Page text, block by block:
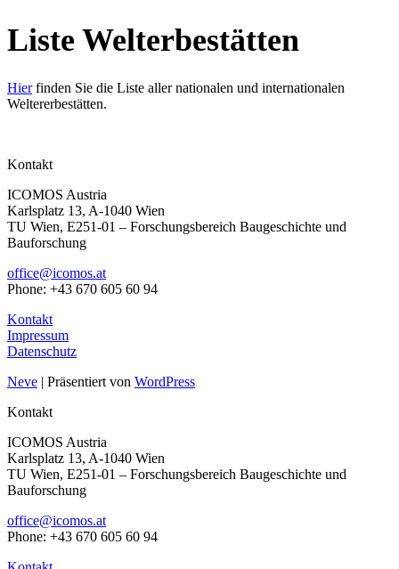
Liste Welterbestätten
Hierfinden Sie die Liste aller nationalen und internationalen
Weltererbestätten.
Kontakt
ICOMOS Austria
Karlsplatz 13, A-1040 Wien
TU Wien, E251-01 – Forschungsbereich Baugeschichte und
Bauforschung
office@icomos.at
Phone: +43 670 605 60 94
Kontakt
Impressum
Datenschutz
Neve | Präsentiert von WordPress
Kontakt
ICOMOS Austria
Karlsplatz 13, A-1040 Wien
TU Wien, E251-01 – Forschungsbereich Baugeschichte und
Bauforschung
office@icomos.at
Phone: +43 670 605 60 94